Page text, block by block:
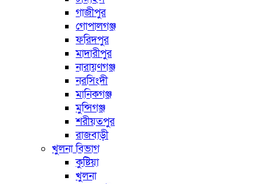
গাজীপুর
গোপালগঞ্জ
ফরিদপুর
মাদারীপুর
নারায়ণগঞ্জ
নরসিংদী
মানিকগঞ্জ
মুন্সিগঞ্জ
শরীয়তপুর
রাজবাড়ী
খুলনা বিভাগ
কুষ্টিয়া
খুলনা